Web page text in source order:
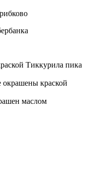
Тиккурила пика
краской
маслом